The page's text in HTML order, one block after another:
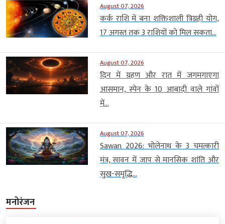
August 07, 2026
कर्क राशि में बना शक्तिशाली त्रिग्रही योग,
17 अगस्त तक 3 राशियों को मिल सकता...
August 07, 2026
दिन में ग्रहण और रात में जगमगाएगा
आसमान, स्पेन के 10 आबादी वाले गांवों
में...
August 07, 2026
Sawan 2026: भोलेनाथ के 3 चमत्कारी
मंत्र, सावन में जाप से मानसिक शांति और
सुख-समृद्धि...
मनोरंजन